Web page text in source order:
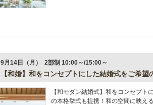
9月14日（月） 2部制 10:00～/15:00～
【和婚】和をコンセプトにした結婚式をご希望
【和モダン結婚式】和をコンセプ
の本格挙式も提携！和の空間に映え